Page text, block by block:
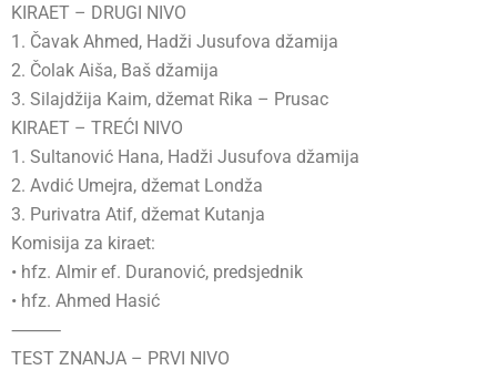
KIRAET – DRUGI NIVO
1. Čavak Ahmed, Hadži Jusufova džamija
2. Čolak Aiša, Baš džamija
3. Silajdžija Kaim, džemat Rika – Prusac
KIRAET – TREĆI NIVO
1. Sultanović Hana, Hadži Jusufova džamija
2. Avdić Umejra, džemat Londža
3. Purivatra Atif, džemat Kutanja
Komisija za kiraet:
• hfz. Almir ef. Duranović, predsjednik
• hfz. Ahmed Hasić
⸻
TEST ZNANJA – PRVI NIVO